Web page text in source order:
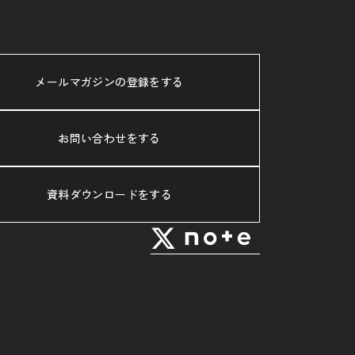
メールマガジンの登録をする
お問い合わせをする
資料ダウンロードをする